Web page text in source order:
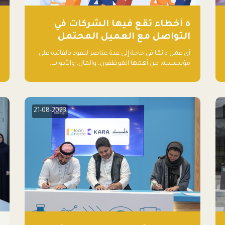
٥ أخطاء تقع فيها الشركات في
التواصل مع العميل المحتمل
أي عمل دائمًا في حاجة إلى عدة عناصر ليعود بالفائدة على
مؤسسيه، من أهمها الموظفون، والمال، والأدوات،
الأهم، وهو العميل الذي يقوم على أساسه ذلك العمل.
21-08-2023